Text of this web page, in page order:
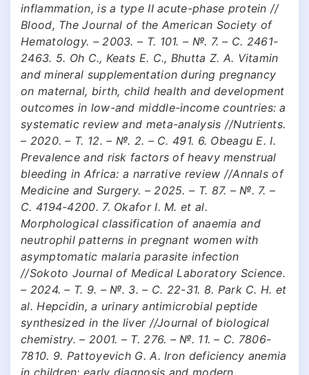
inflammation, is a type II acute-phase protein //
Blood, The Journal of the American Society of
Hematology. – 2003. – Т. 101. – №. 7. – С. 2461-
2463. 5. Oh C., Keats E. C., Bhutta Z. A. Vitamin
and mineral supplementation during pregnancy
on maternal, birth, child health and development
outcomes in low-and middle-income countries: a
systematic review and meta-analysis //Nutrients.
– 2020. – Т. 12. – №. 2. – С. 491. 6. Obeagu E. I.
Prevalence and risk factors of heavy menstrual
bleeding in Africa: a narrative review //Annals of
Medicine and Surgery. – 2025. – Т. 87. – №. 7. –
С. 4194-4200. 7. Okafor I. M. et al.
Morphological classification of anaemia and
neutrophil patterns in pregnant women with
asymptomatic malaria parasite infection
//Sokoto Journal of Medical Laboratory Science.
– 2024. – Т. 9. – №. 3. – С. 22-31. 8. Park C. H. et
al. Hepcidin, a urinary antimicrobial peptide
synthesized in the liver //Journal of biological
chemistry. – 2001. – Т. 276. – №. 11. – С. 7806-
7810. 9. Pattoyevich G. A. Iron deficiency anemia
in children: early diagnosis and modern